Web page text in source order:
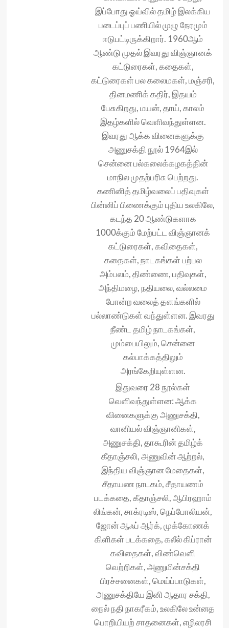
இப்போது ஓய்வில் தமிழ் இலக்கிய
படைப்புப் பணியில் முழு நேரமும்
ஈடுபட்டிருக்கிறார். 1960ஆம்
ஆண்டு முதல் இவரது விஞ்ஞானக்
கட்டுரைகள், கதைகள்,
கட்டுரைகள் பல கலைமகள், மஞ்சரி,
தினமணிக் கதிர், இதயம்
பேசுகிறது, மயன், தாய், காலம்
இதழ்களில் வெளிவந்துள்ளன.
இவரது ஆக்க வினைகளுக்கு
அணுசக்தி நூல் 1964இல்
சென்னை பல்கலைக்கழகத்தின்
மாநில முதற்பரிசு பெற்றது.
கணினித் தமிழ்வலைப் பதிவுகள்
பின்னிப் பிணைக்கும் புதிய உலகிலே,
கடந்த 20 ஆண்டுகளாக
1000க்கும் மேற்பட்ட விஞ்ஞானக்
கட்டுரைகள், கவிதைகள்,
கதைகள், நாடகங்கள் பற்பல
அம்பலம், திண்ணை, பதிவுகள்,
அந்திமழை, நதியலை, வல்லமை
போன்ற வலைத் தளங்களில்
பல்லாண்டுகள் வந்துள்ளன. இவரது
நீண்ட தமிழ் நாடகங்கள்,
மும்பையிலும், சென்னை
கல்பாக்கத்திலும்
அரங்கேறியுள்ளன.
இதுவரை 28 நூல்கள்
வெளிவந்துள்ளன: ஆக்க
வினைகளுக்கு அணுசக்தி,
வானியல் விஞ்ஞானிகள்,
அணுசக்தி, தாகூரின் தமிழ்க்
கீதாஞ்சலி, அணுவின் ஆற்றல்,
இந்திய விஞ்ஞான மேதைகள்,
சீதாயண நாடகம், சீதாயணம்
படக்கதை, கீதாஞ்சலி, ஆபிரஹாம்
லிங்கன், சாக்ரடிஸ், நெப்போலியன்,
ஜோன் ஆஃப் ஆர்க், முக்கோணக்
கிளிகள் படக்கதை, கலீல் கிப்ரான்
கவிதைகள், விண்வெளி
வெற்றிகள், அணுமின்சக்தி
பிரச்சனைகள், மெய்ப்பாடுகள்,
அணுசக்தியே இனி ஆதார சக்தி,
நைல் நதி நாகரீகம், உலகிலே உன்னத
பொறியியற் சாதனைகள், எழிலரசி